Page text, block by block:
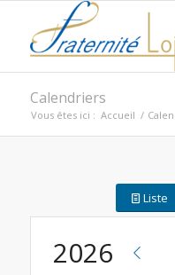
Calendriers
Vous êtes ici : Accueil /
Liste
2026